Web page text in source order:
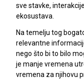
sve stavke,
ekosustava.
Na temelju tog
relevantne
nego što bi to bilo
je manje vremena
vremena za njihovu